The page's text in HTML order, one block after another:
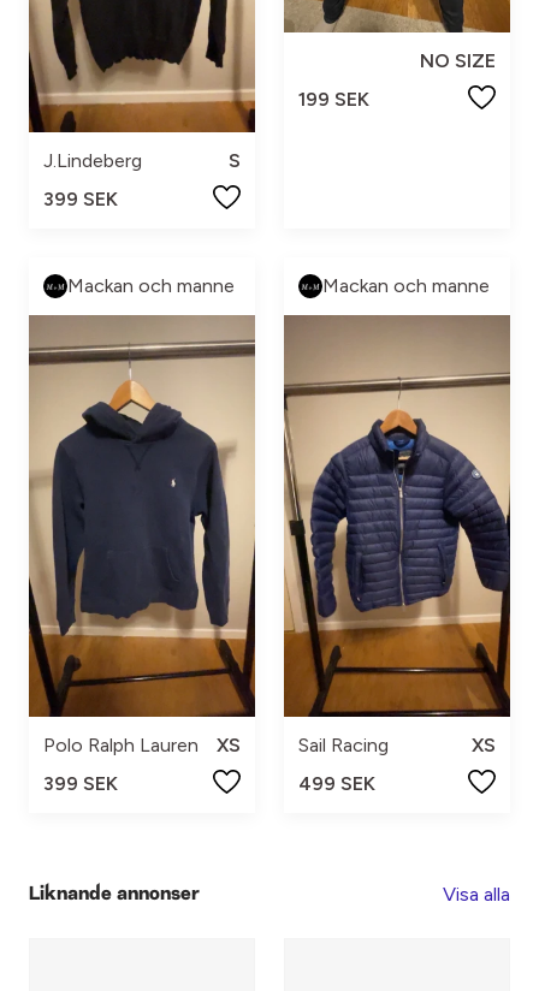
J.Lindeberg
S
399 SEK
NO SIZE
199 SEK
Mackan och manne
Polo Ralph Lauren
XS
399 SEK
Mackan och manne
Sail Racing
XS
499 SEK
Liknande annonser Visa alla